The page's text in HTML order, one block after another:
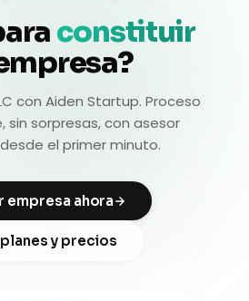
constituir
con Aiden Startup. Proceso
sin sorpresas, con asesor
el primer minuto.
empresa ahora
y precios